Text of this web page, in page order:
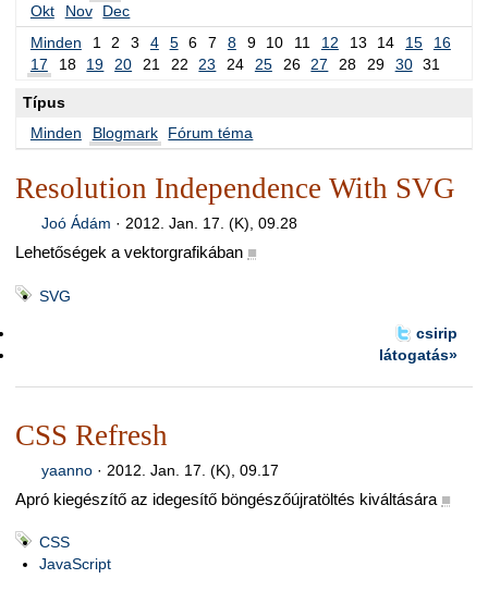
Okt
Nov
Dec
Minden
1 2 3 4 5 6 7 8 9 10 11 12 13 14 15
16
17
18 19 20 21 22 23 24 25 26 27 28 29 30 31
Típus
Minden
Blogmark Fórum téma
Resolution Independence With SVG
Joó Ádám · 2012. Jan. 17. (K), 09.28
Lehetőségek a vektorgrafikában ■
SVG
csirip
látogatás»
CSS Refresh
yaanno· 2012. Jan. 17. (K), 09.17
Apró kiegészítő az idegesítő böngészőújratöltés kiváltására ■
CSS
JavaScript